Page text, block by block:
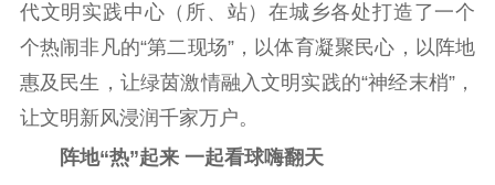
信息公开年度报
告
政策法规
工作动态
理论武装
代文明实践中心（所、站）在城乡各处打造了一个
个热闹非凡的“第二现场”，以体育凝聚民心，以阵地
惠及民生，让绿茵激情融入文明实践的“神经末梢”，
让文明新风浸润千家万户。
阵地“热”起来 一起看球嗨翻天